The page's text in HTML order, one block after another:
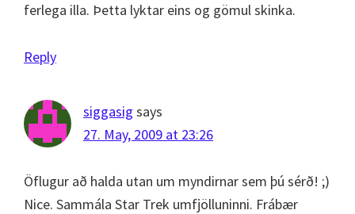
ferlega illa. Þetta lyktar eins og gömul skinka.
Reply
siggasig says
27. May, 2009 at 23:26
Öflugur að halda utan um myndirnar sem þú sérð! ;)
Nice. Sammála Star Trek umfjölluninni. Frábær